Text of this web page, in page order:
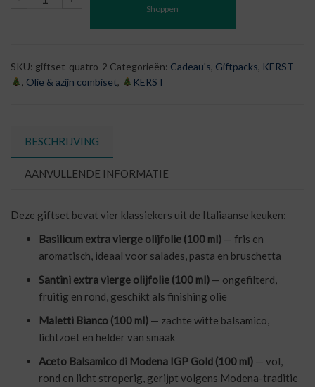
Balsamico
Italia
Shoppen
SKU: giftset-quatro-2 Categorieën: Cadeau's, Giftpacks, KERST
, Olie & azijn combiset, KERST
BESCHRIJVING
AANVULLENDE INFORMATIE
Deze giftset bevat vier klassiekers uit de Italiaanse keuken:
Basilicum extra vierge olijfolie (100 ml) — fris en
aromatisch, ideaal voor salades, pasta en bruschetta
Santini extra vierge olijfolie (100 ml) — ongefilterd,
fruitig en rond, geschikt als finishing olie
Maletti Bianco (100 ml) — zachte witte balsamico,
lichtzoet en helder van smaak
Aceto Balsamico di Modena IGP Gold (100 ml) — vol,
rond en licht stroperig, gerijpt volgens Modena-traditie